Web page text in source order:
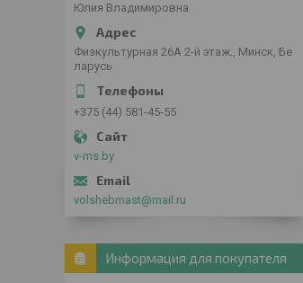
Юлия Владимировна
Физкультурная 26А 2-й этаж., Минск, Бе
ларусь
+375 (44) 581-45-55
v-ms.by
volshebmast@mail.ru
Информация для покупателя